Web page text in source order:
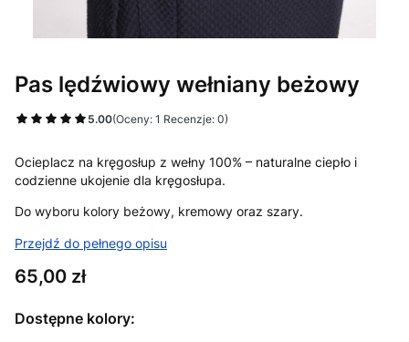
Pas lędźwiowy wełniany beżowy
5.00(Oceny: 1 Recenzje: 0)
Ocieplacz na kręgosłup z wełny 100% – naturalne ciepło i
codzienne ukojenie dla kręgosłupa.
Do wyboru kolory beżowy, kremowy oraz szary.
Przejdź do pełnego opisu
Cena
65,00 zł
Dostępne kolory: